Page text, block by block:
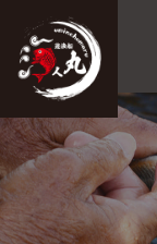
ホーム
システムご案内